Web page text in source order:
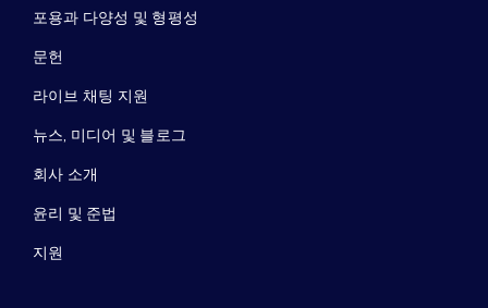
포용과 다양성 및 형평성
문헌
라이브 채팅 지원
뉴스, 미디어 및 블로그
회사 소개
윤리 및 준법
지원